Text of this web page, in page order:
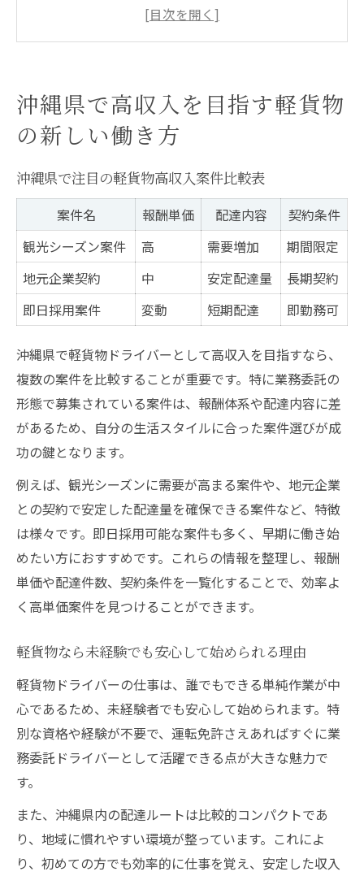
誰でもできる軽貨物配達のシンプルな作業
内容
理由
高単価軽貨物案件の特徴と選び方一覧
業務委託ドライバーが安定収入を得やすい
理由
沖縄で軽貨物業務委託が人気を集める背景
歩合制で効率的に稼ぐための方法
高収入を狙うなら軽貨物委託が最適なワケ
未経験者でも即日採用が狙える宅配ドライバー
の現実
未経験から即日採用される軽貨物求人の傾
向
宅配ドライバーで求められるスキルとポイ
ント
軽貨物ドライバーに向いている人の特徴
即日勤務が可能な案件の探し方
未経験でも始めやすいサポート体制とは
自由な時間で稼ぐ軽貨物配達の魅力を徹底解説
軽貨物配達で叶う自由な働き方の実例集
稼働時間を調整しやすい軽貨物業務委託の
特徴
配達件数と収入のバランスを取るコツ
宅配委託で高収入を得るためのコツと実践例
高収入軽貨物委託案件の選び方早見表
効率的なルート選択で収入を最大化する方
沖縄県で高収入を目指す軽貨物
の新しい働き方
沖縄県で注目の軽貨物高収入案件比較表
案件名 報酬単価 配達内容
契約条件
観光シーズン案件
高 需要増加
期間限定
地元企業契約
中 安定配達量
長期契約
即日採用案件
変動 短期配達 即勤務可
沖縄県で軽貨物ドライバーとして高収入を目指すなら、
複数の案件を比較することが重要です。特に業務委託の
形態で募集されている案件は、報酬体系や配達内容に差
があるため、自分の生活スタイルに合った案件選びが成
功の鍵となります。
例えば、観光シーズンに需要が高まる案件や、地元企業
との契約で安定した配達量を確保できる案件など、特徴
は様々です。即日採用可能な案件も多く、早期に働き始
めたい方におすすめです。これらの情報を整理し、報酬
単価や配達件数、契約条件を一覧化することで、効率よ
く高単価案件を見つけることができます。
軽貨物なら未経験でも安心して始められる理由
軽貨物ドライバーの仕事は、誰でもできる単純作業が中
心であるため、未経験者でも安心して始められます。特
別な資格や経験が不要で、運転免許さえあればすぐに業
務委託ドライバーとして活躍できる点が大きな魅力で
す。
また、沖縄県内の配達ルートは比較的コンパクトであ
り、地域に慣れやすい環境が整っています。これによ
り、初めての方でも効率的に仕事を覚え、安定した収入